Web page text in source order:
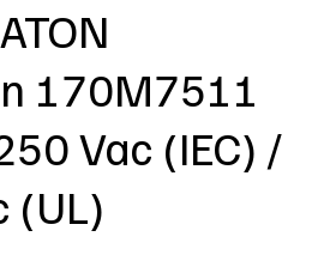
170M7511
Vac (IEC) /
(UL)